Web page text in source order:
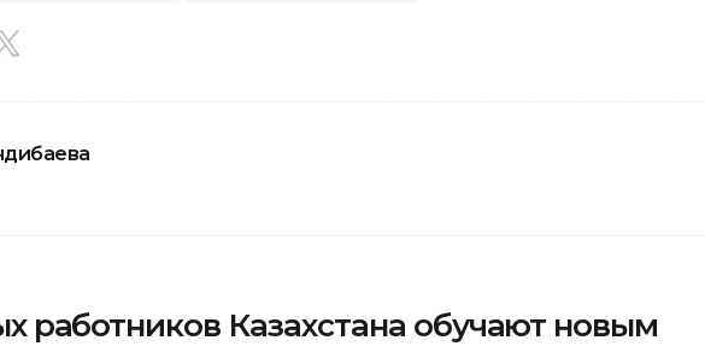
работников Казахстана обучают новым